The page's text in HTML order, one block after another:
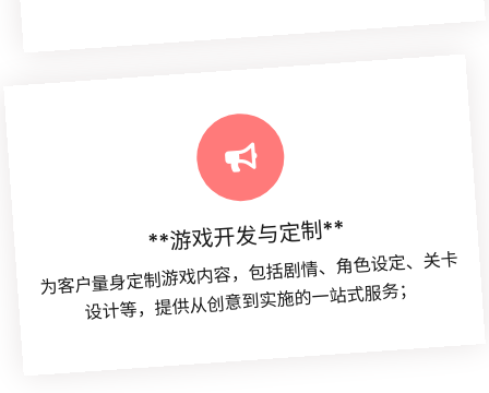
**游戏开发与定制**
为客户量身定制游戏内容，包括剧情、角色设定、关卡
设计等，提供从创意到实施的一站式服务；